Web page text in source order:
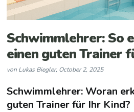
Schwimmlehrer: So
einen guten Trainer
von Lukas Biegler, October 2, 2025
Schwimmlehrer: Woran
guten Trainer für Ihr Kind?